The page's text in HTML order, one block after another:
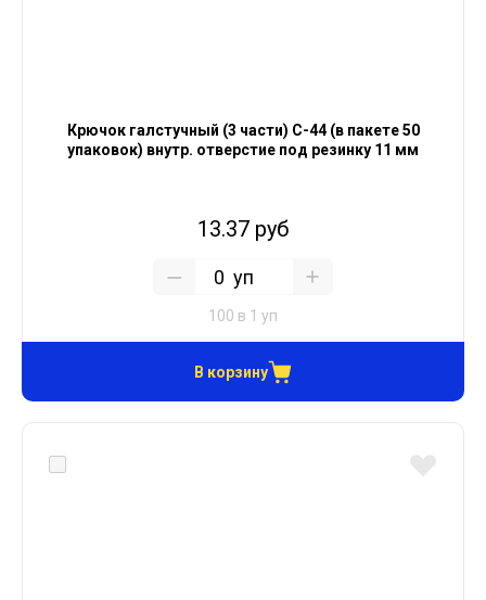
Крючок галстучный (3 части) С-44 (в пакете 50
упаковок) внутр. отверстие под резинку 11 мм
13.37 руб
уп
100 в 1 уп
В корзину